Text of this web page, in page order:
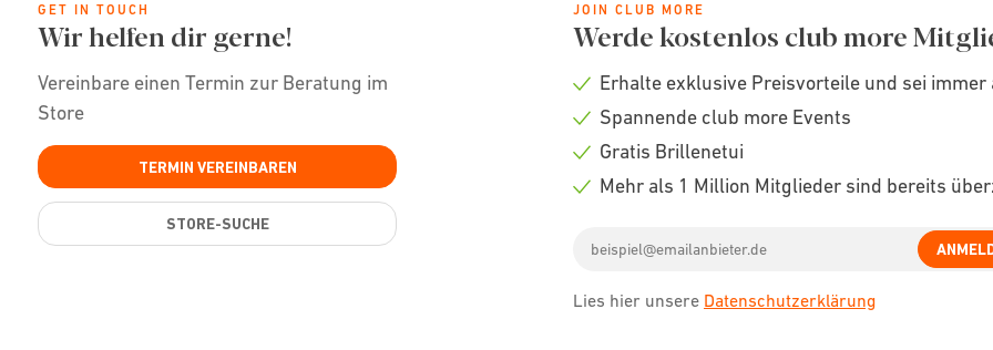
GET IN TOUCH
Wir helfen dir gerne!
Vereinbare einen Termin zur Beratung im
Store
TERMIN VEREINBAREN
STORE-SUCHE
JOIN CLUB MORE
Werde kostenlos club more
Check
Erhalte exklusive Preisvorteile und sei
Check
Spannende club more Events
Check
Gratis Brillenetui
Mehr als 1 Million Mitglieder sind bereits
address
Lies hier unsere Datenschutzerklärung